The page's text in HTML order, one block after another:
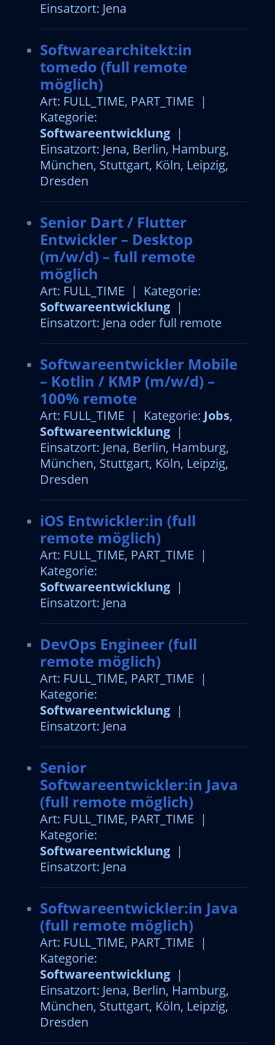
Einsatzort: Jena
Softwarearchitekt:in
tomedo (full remote
möglich)
Art: FULL_TIME, PART_TIME |
Kategorie:
Softwareentwicklung|
Einsatzort: Jena, Berlin, Hamburg,
München, Stuttgart, Köln, Leipzig,
Dresden
Senior Dart / Flutter
Entwickler – Desktop
(m/w/d) – full remote
möglich
Art: FULL_TIME | Kategorie:
Softwareentwicklung|
Einsatzort: Jena oder full remote
Softwareentwickler Mobile
– Kotlin / KMP (m/w/d) –
100% remote
Art: FULL_TIME | Kategorie: Jobs,
Softwareentwicklung|
Einsatzort: Jena, Berlin, Hamburg,
München, Stuttgart, Köln, Leipzig,
Dresden
iOS Entwickler:in (full
remote möglich)
Art: FULL_TIME, PART_TIME |
Kategorie:
Softwareentwicklung|
Einsatzort: Jena
DevOps Engineer (full
remote möglich)
Art: FULL_TIME, PART_TIME |
Kategorie:
Softwareentwicklung|
Einsatzort: Jena
Senior
Softwareentwickler:in Java
(full remote möglich)
Art: FULL_TIME, PART_TIME |
Kategorie:
Softwareentwicklung|
Einsatzort: Jena
Softwareentwickler:in Java
(full remote möglich)
Art: FULL_TIME, PART_TIME |
Kategorie:
Softwareentwicklung|
Einsatzort: Jena, Berlin, Hamburg,
München, Stuttgart, Köln, Leipzig,
Dresden